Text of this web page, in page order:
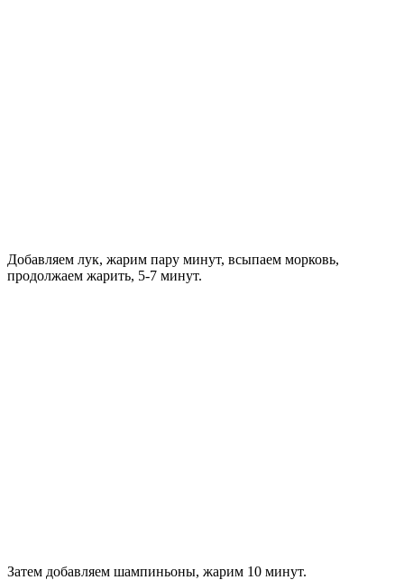
Добавляем лук, жарим пару минут, всыпаем морковь,
продолжаем жарить, 5-7 минут.
Затем добавляем шампиньоны, жарим 10 минут.